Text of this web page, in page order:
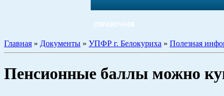
СПРАВОЧНОЕ
Главная » Документы » УПФР г. Белокуриха » Полезная
Пенсионные баллы можно